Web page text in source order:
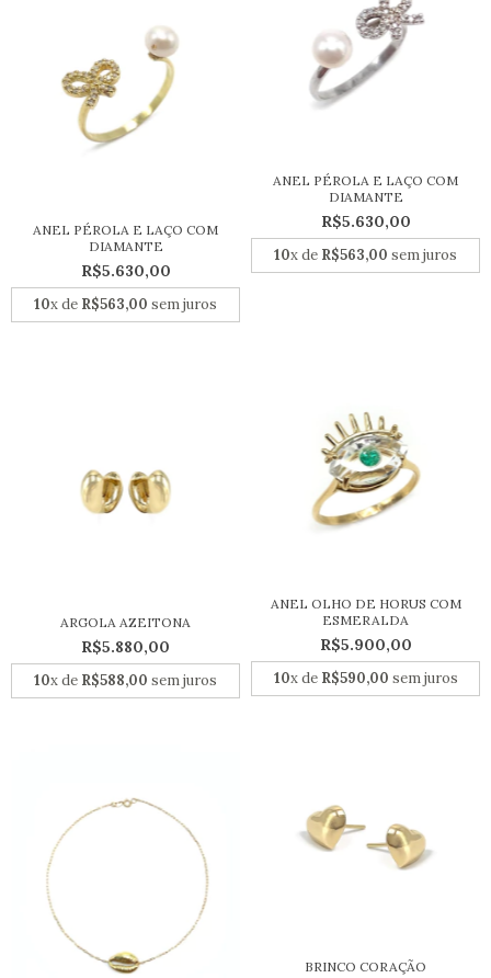
ANEL PÉROLA E LAÇO COM
DIAMANTE
R$5.630,00
10x de R$563,00 sem juros
ANEL PÉROLA E LAÇO COM
DIAMANTE
R$5.630,00
10x de R$563,00 sem juros
ARGOLA AZEITONA
R$5.880,00
10x de R$588,00 sem juros
ANEL OLHO DE HORUS COM
ESMERALDA
R$5.900,00
10x de R$590,00 sem juros
BRINCO CORAÇÃO